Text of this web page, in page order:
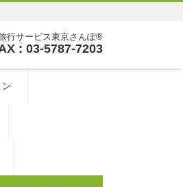
行サービス東京さんぽ®
: 03-5787-7203